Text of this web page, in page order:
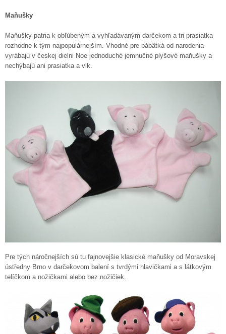
Maňušky
Maňušky patria k obľúbeným a vyhľadávaným darčekom a tri prasiatka
rozhodne k tým najpopulárnejším. Vhodné pre bábätká od narodenia
vyrábajú v českej dielni Noe jednoduché jemnučné plyšové maňušky a
nechýbajú ani prasiatka a vlk.
Pre tých náročnejších sú tu fajnovejšie klasické maňušky od Moravskej
ústředny Brno v darčekovom balení s tvrdými hlavičkami a s látkovým
telíčkom a nožičkami alebo bez nožičiek.